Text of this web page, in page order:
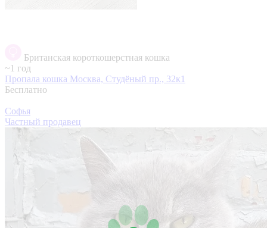
Британская короткошерстная кошка
~1 год
Пропала кошка Москва, Студёный пр., 32к1
Бесплатно
Софья
Частный продавец